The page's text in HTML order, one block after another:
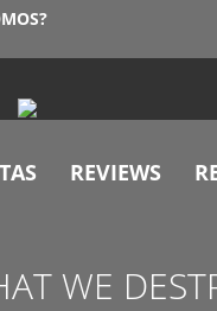
REVIEWS
WE